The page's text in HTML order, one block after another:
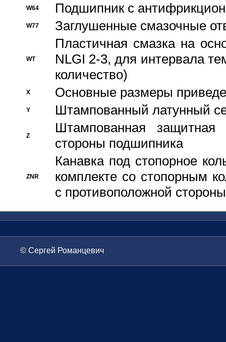
W64 Подшипник с
W77 Заглушенные смазочные
WT
Пластичная смазка на
NLGI 2-3, для интервала
количество)
X Основные размеры
Y Штампованный латунный
Z
Штампованная
стороны подшипника
ZNR
Канавка под стопорное
комплекте со стопорным
с противоположной стороны
© Сергей Романцевич